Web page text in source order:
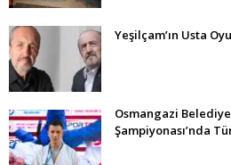
Yeşilçam’ın Usta
Osmangazi
Şampiyonası’nda